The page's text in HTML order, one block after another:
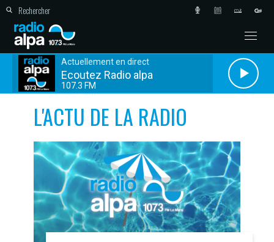
Actuellement en direct
Ecoutez Radio alpa
107.3 FM
L'ACTU DE LA RADIO